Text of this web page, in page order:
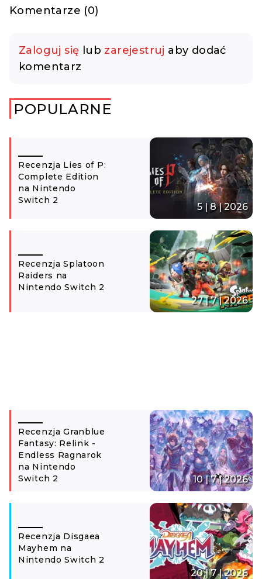
Komentarze (0)
Zaloguj się lub zarejestruj aby dodać
komentarz
POPULARNE
Recenzja Lies of P:
Complete Edition
na Nintendo
Switch 2
5 | 8 | 2026
Recenzja Splatoon
Raiders na
Nintendo Switch 2
27 | 7 | 2026
Recenzja Granblue
Fantasy: Relink -
Endless Ragnarok
na Nintendo
Switch 2
10 | 7 | 2026
Recenzja Disgaea
Mayhem na
Nintendo Switch 2
20 | 7 | 2026